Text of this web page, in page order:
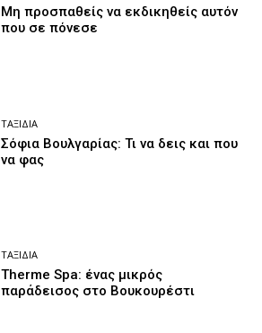
Μη προσπαθείς να εκδικηθείς αυτόν
που σε πόνεσε
ΤΑΞΊΔΙΑ
Σόφια Βουλγαρίας: Τι να δεις και που
να φας
ΤΑΞΊΔΙΑ
Therme Spa: ένας μικρός
παράδεισος στο Βουκουρέστι